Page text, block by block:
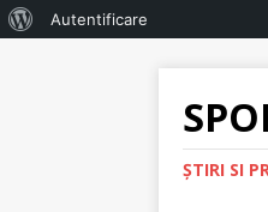
Autentificare
ŞTIRI SI